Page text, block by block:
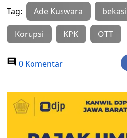
Tag: Ade Kuswara bekasi
Korupsi KPK OTT
0 Komentar